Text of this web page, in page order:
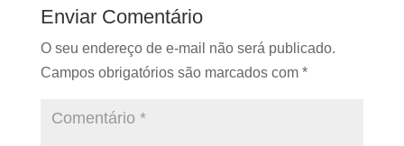
Enviar Comentário
O seu endereço de e-mail não será publicado.
Campos obrigatórios são marcados com *